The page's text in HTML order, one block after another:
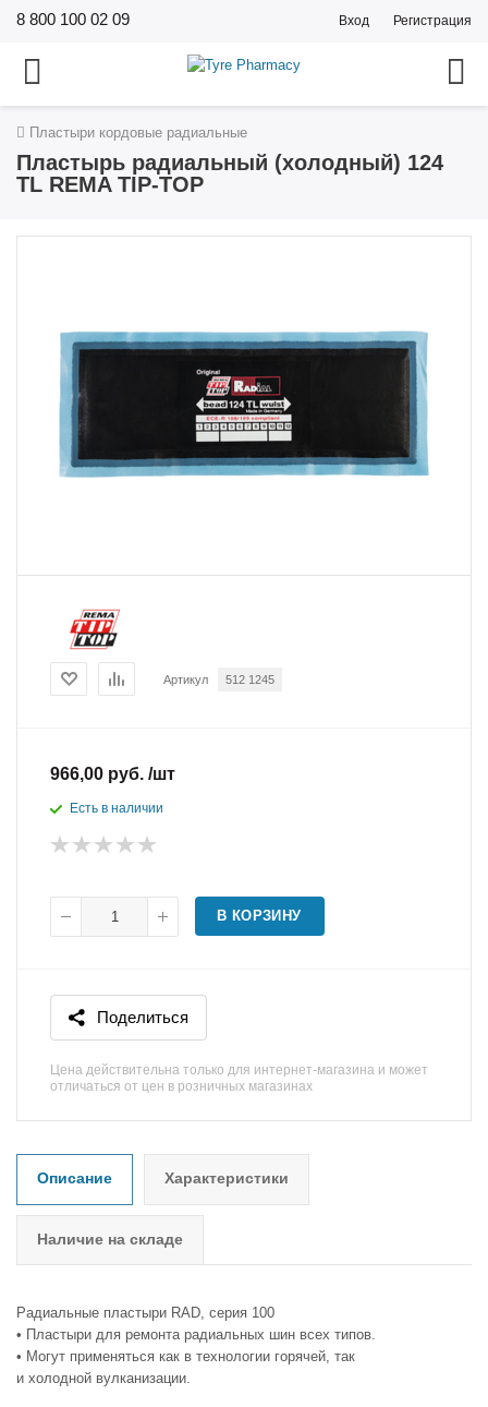
8 800 100 02 09 Вход Регистрация
Пластыри кордовые радиальные
Пластырь радиальный (холодный) 124
TL REMA TIP-TOP
Артикул 512 1245
966,00 руб. /шт
Есть в наличии
В КОРЗИНУ
Поделиться
Цена действительна только для интернет-магазина и может
отличаться от цен в розничных магазинах
Описание Характеристики
Наличие на складе
Радиальные пластыри RAD, серия 100
• Пластыри для ремонта радиальных шин всех типов.
• Могут применяться как в технологии горячей, так
и холодной вулканизации.